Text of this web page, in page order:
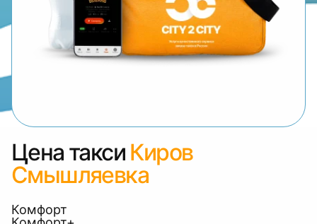
Цена такси Киров
Смышляевка
Комфорт